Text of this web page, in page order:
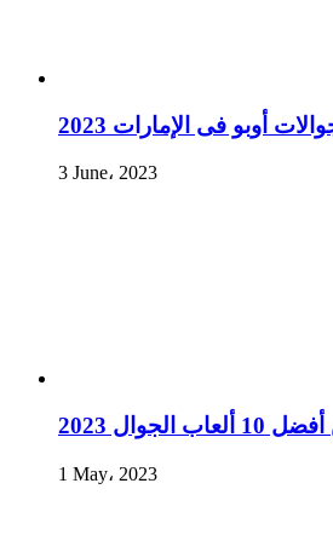
أوبو فى الإمارات 2023
3 June، 2023
2023
1 May، 2023